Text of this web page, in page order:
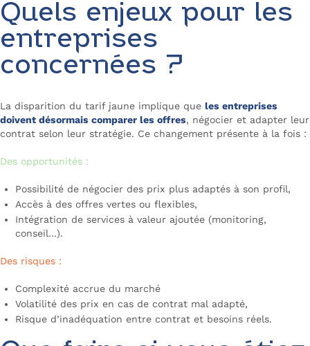
Quels enjeux pour les
entreprises
concernées ?
La disparition du tarif jaune implique que les entreprises
doivent désormais comparer les offres, négocier et adapter leur
contrat selon leur stratégie. Ce changement présente à la fois :
Des opportunités :
Possibilité de négocier des prix plus adaptés à son profil,
Accès à des offres vertes ou flexibles,
Intégration de services à valeur ajoutée (monitoring,
conseil…).
Des risques :
Complexité accrue du marché
Volatilité des prix en cas de contrat mal adapté,
Risque d’inadéquation entre contrat et besoins réels.